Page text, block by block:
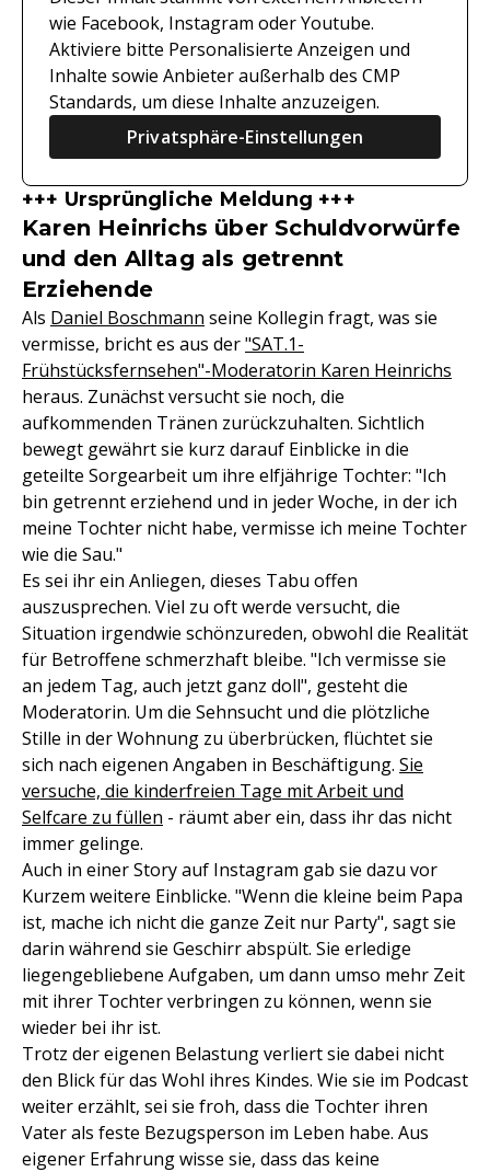
wie Facebook, Instagram oder Youtube.
Aktiviere bitte Personalisierte Anzeigen und
Inhalte sowie Anbieter außerhalb des CMP
Standards, um diese Inhalte anzuzeigen.
Privatsphäre-Einstellungen
+++ Ursprüngliche Meldung +++
Karen Heinrichs über Schuldvorwürfe
und den Alltag als getrennt
Erziehende
Als Daniel Boschmann seine Kollegin fragt, was sie
vermisse, bricht es aus der"SAT.1-
Frühstücksfernsehen"-Moderatorin Karen Heinrichs
heraus. Zunächst versucht sie noch, die
aufkommenden Tränen zurückzuhalten. Sichtlich
bewegt gewährt sie kurz darauf Einblicke in die
geteilte Sorgearbeit um ihre elfjährige Tochter: "Ich
bin getrennt erziehend und in jeder Woche, in der ich
meine Tochter nicht habe, vermisse ich meine Tochter
wie die Sau."
Es sei ihr ein Anliegen, dieses Tabu offen
auszusprechen. Viel zu oft werde versucht, die
Situation irgendwie schönzureden, obwohl die Realität
für Betroffene schmerzhaft bleibe. "Ich vermisse sie
an jedem Tag, auch jetzt ganz doll", gesteht die
Moderatorin. Um die Sehnsucht und die plötzliche
Stille in der Wohnung zu überbrücken, flüchtet sie
sich nach eigenen Angaben in Beschäftigung. Sie
versuche, die kinderfreien Tage mit Arbeit und
Selfcare zu füllen - räumt aber ein, dass ihr das nicht
immer gelinge.
Auch in einer Story auf Instagram gab sie dazu vor
Kurzem weitere Einblicke. "Wenn die kleine beim Papa
ist, mache ich nicht die ganze Zeit nur Party", sagt sie
darin während sie Geschirr abspült. Sie erledige
liegengebliebene Aufgaben, um dann umso mehr Zeit
mit ihrer Tochter verbringen zu können, wenn sie
wieder bei ihr ist.
Trotz der eigenen Belastung verliert sie dabei nicht
den Blick für das Wohl ihres Kindes. Wie sie im Podcast
weiter erzählt, sei sie froh, dass die Tochter ihren
Vater als feste Bezugsperson im Leben habe. Aus
eigener Erfahrung wisse sie, dass das keine